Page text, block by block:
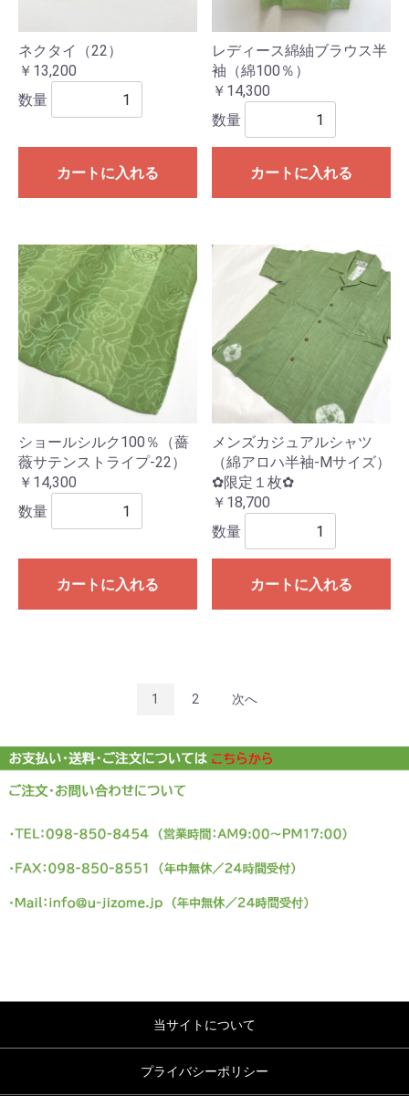
ネクタイ（22）
￥13,200
数量
カートに入れる
レディース綿紬ブラウス半
袖（綿100％）
￥14,300
数量
カートに入れる
ショールシルク100％（薔
薇サテンストライプ-22）
￥14,300
数量
カートに入れる
メンズカジュアルシャツ
（綿アロハ半袖-Mサイズ）
✿限定１枚✿
￥18,700
数量
カートに入れる
1 2 次へ
当サイトについて
プライバシーポリシー